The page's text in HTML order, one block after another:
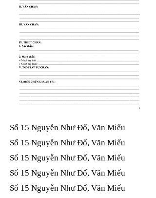
Số 15 Nguyễn Như Đổ, Văn Miếu​​​​
Số 15 Nguyễn Như Đổ, Văn Miếu​​​​
Số 15 Nguyễn Như Đổ, Văn Miếu​​​​
Số 15 Nguyễn Như Đổ, Văn Miếu​​​​
Số 15 Nguyễn Như Đổ, Văn Miếu​​​​